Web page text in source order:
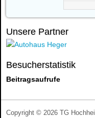
Unsere Partner
Besucherstatistik
Beitragsaufrufe
Copyright © 2026 TG